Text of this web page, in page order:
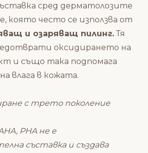
сред дерматолозите
която често се използва от
и озаряващ пилинг. Тя
оксидирането на
и също така подпомага
влага в кожата.
с трето поколение
PHA не е
съставка и създава